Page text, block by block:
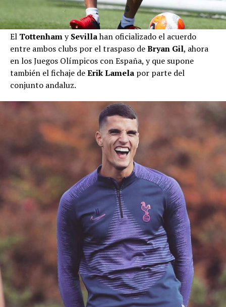
El TottenhamySevillahan oficializado el acuerdo
entre ambos clubs por el traspaso deBryan Gil, ahora
en los Juegos Olímpicos con España, y que supone
también el fichaje deErik Lamela por parte del
conjunto andaluz.